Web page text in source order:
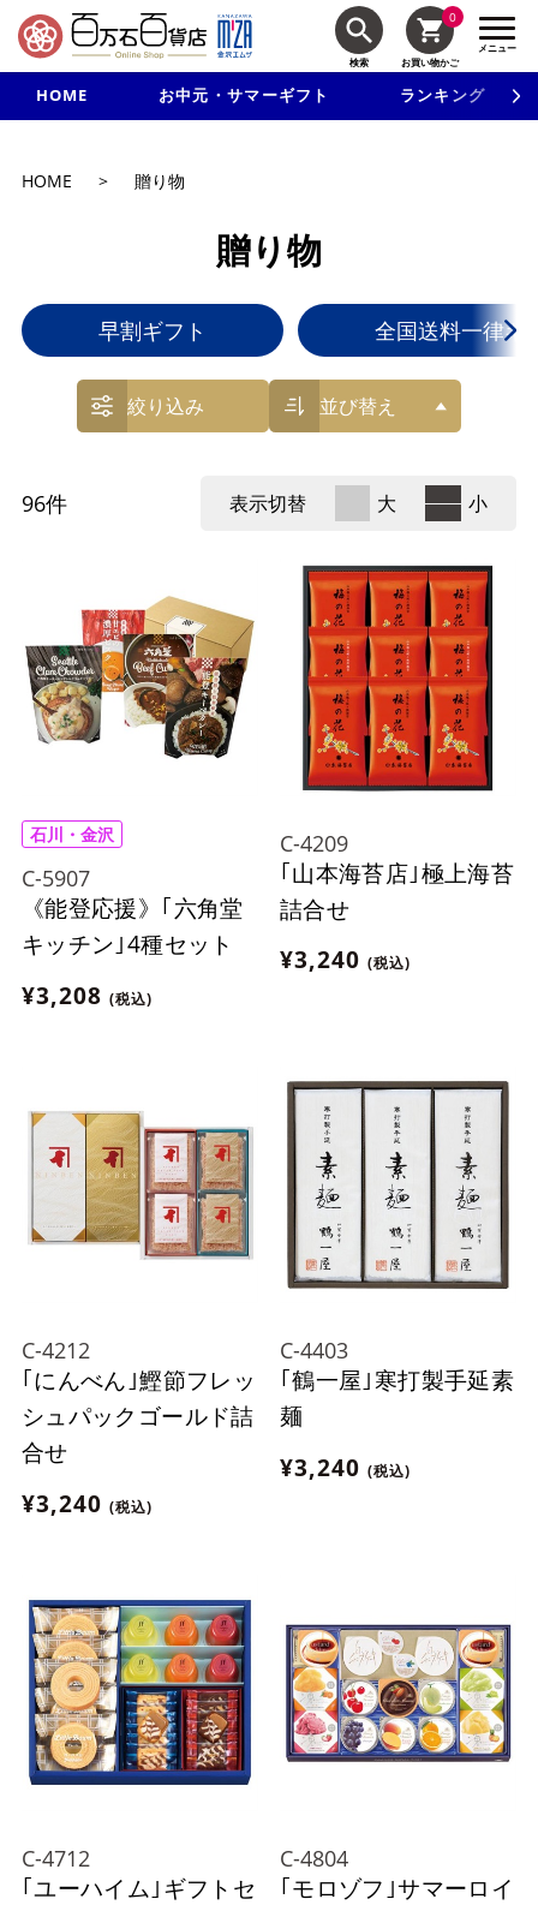
検索
0
お買い物かご
メニュー
HOME お中元・サマーギフト ランキング
新規入会で3千円以上で使える500円クーポンを進呈！
HOME > 贈り物
贈り物
早割ギフト 全国送料一律ギ
絞り込み 並び替え
96件 表示切替 大 小
石川・金沢
C-5907
《能登応援》｢六角堂
キッチン｣4種セット
¥3,208 (税込)
C-4209
｢山本海苔店｣極上海苔
詰合せ
¥3,240 (税込)
C-4212
｢にんべん｣鰹節フレッ
シュパックゴールド詰
合せ
¥3,240 (税込)
C-4403
｢鶴一屋｣寒打製手延素
麺
¥3,240 (税込)
C-4712
｢ユーハイム｣ギフトセ
C-4804
｢モロゾフ｣サマーロイ